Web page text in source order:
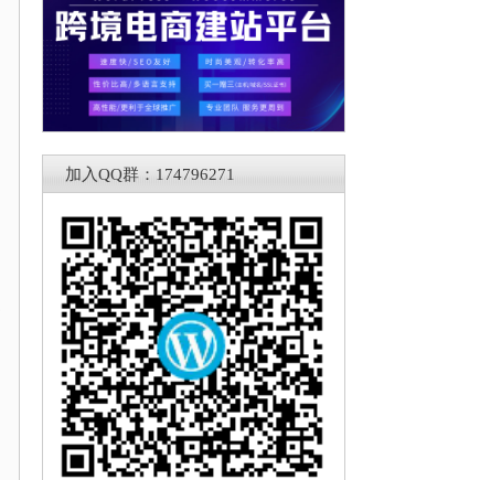
加入QQ群：174796271